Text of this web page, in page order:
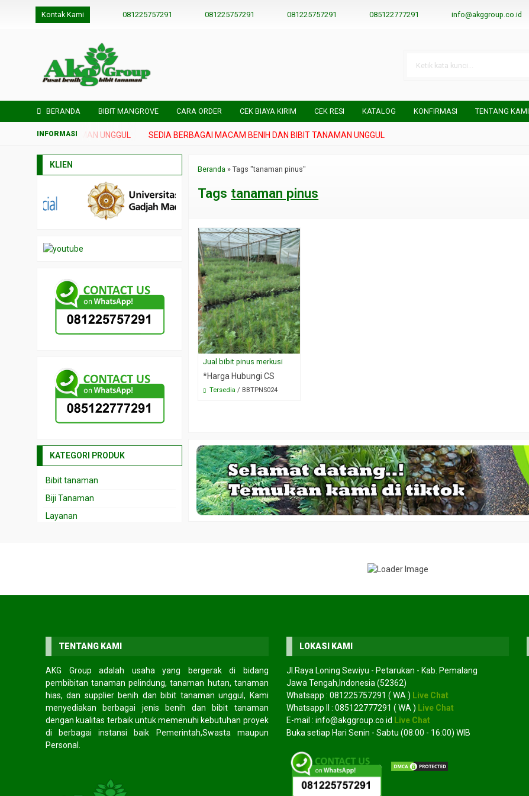
Kontak Kami 081225757291 081225757291 081225757291 085122777291 info@akggroup.co.id
BERANDA BIBIT MANGROVE CARA ORDER CEK BIAYA KIRIM CEK RESI KATALOG KONFIRMASI TENTANG KAMI
DAN BIBIT TANAMAN UNGGUL SEDIA BERBAGAI MACAM BENIH DAN BIBIT TANAMAN UNGGUL
Beranda »Tags "tanaman pinus"
Tags tanaman pinus
Jual bibit pinus merkusi
*Harga Hubungi CS
Tersedia / BBTPNS024
KLIEN
KATEGORI PRODUK
Bibit tanaman
Biji Tanaman
Layanan
Twitter
HOT ITEM!
Jual biji kaliandra merah
*Harga Hubungi CS
Tersedia
Jual biji angsana
*Harga Hubungi CS
Tersedia
Jual bibit jabon
*Harga Hubungi CS
Tersedia
*Harga Hubungi CS
Pendapat mereka tentang kami?
TENTANG KAMI
AKG Group adalah usaha yang bergerak di bidang
pembibitan tanaman pelindung, tanaman hutan, tanaman
hias, dan supplier benih dan bibit tanaman unggul, Kami
menyediakan berbagai jenis benih dan bibit tanaman
dengan kualitas terbaik untuk memenuhi kebutuhan proyek
di berbagai instansi baik Pemerintah,Swasta maupun
Personal.
LOKASI KAMI
Jl.Raya Loning Sewiyu - Petarukan - Kab. Pemalang
Jawa Tengah,Indonesia (52362)
Whatsapp : 081225757291 ( WA ) Live Chat
Whatsapp II : 085122777291 ( WA ) Live Chat
E-mail : info@akggroup.co.id Live Chat
Buka setiap Hari Senin - Sabtu (08:00 - 16:00) WIB